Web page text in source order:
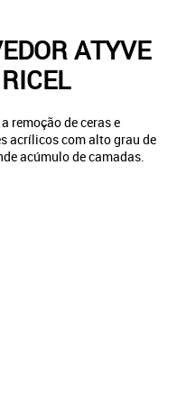
ATYVE
remoção de ceras e
acrílicos com alto grau de
acúmulo de camadas.